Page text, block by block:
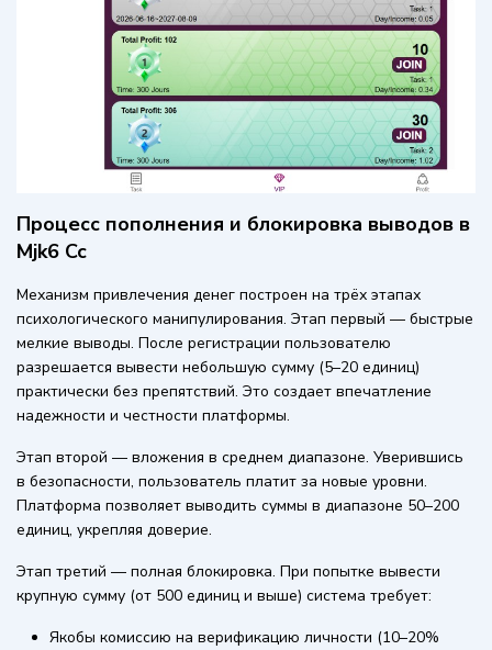
Процесс пополнения и блокировка выводов в
Mjk6 Cc
Механизм привлечения денег построен на трёх этапах
психологического манипулирования. Этап первый — быстрые
мелкие выводы. После регистрации пользователю
разрешается вывести небольшую сумму (5–20 единиц)
практически без препятствий. Это создает впечатление
надежности и честности платформы.
Этап второй — вложения в среднем диапазоне. Уверившись
в безопасности, пользователь платит за новые уровни.
Платформа позволяет выводить суммы в диапазоне 50–200
единиц, укрепляя доверие.
Этап третий — полная блокировка. При попытке вывести
крупную сумму (от 500 единиц и выше) система требует:
Якобы комиссию на верификацию личности (10–20%